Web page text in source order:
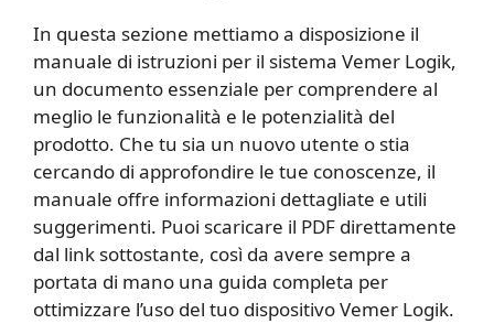
In questa sezione mettiamo a disposizione il
manuale di istruzioni per il sistema Vemer Logik,
un documento essenziale per comprendere al
meglio le funzionalità e le potenzialità del
prodotto. Che tu sia un nuovo utente o stia
cercando di approfondire le tue conoscenze, il
manuale offre informazioni dettagliate e utili
suggerimenti. Puoi scaricare il PDF direttamente
dal link sottostante, così da avere sempre a
portata di mano una guida completa per
ottimizzare l’uso del tuo dispositivo Vemer Logik.